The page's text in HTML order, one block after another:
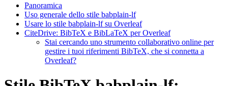
Panoramica
Uso generale dello stile babplain-lf
Usare lo stile babplain-lf su Overleaf
CiteDrive: BibTeX e BibLaTeX per Overleaf
Stai cercando uno strumento collaborativo online per
gestire i tuoi riferimenti BibTeX, che si connetta a
Overleaf?